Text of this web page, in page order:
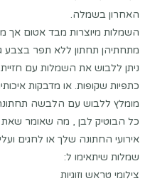
האחרון בשמלה.
השמלות מיוצרות מבד אטום אך
מתחתיהן תחתון ללא תפר בצבע
ניתן ללבוש את השמלות עם
כתפיות שקופות. או מדבקות
מומלץ ללבוש עם הלבשה
כל הבוטיק לבן , מה שאומר
אירועי החתונה שלך או לחגים
שמלות שיתאימו ל:
צילומי טראש וזוגיות